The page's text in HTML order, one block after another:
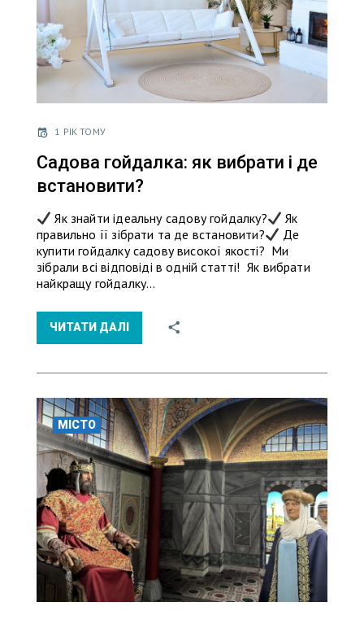
1 РІК ТОМУ
Садова гойдалка: як вибрати і де
встановити?
Як знайти ідеальну садову гойдалку?
Як
правильно її зібрати та де встановити?
Де
купити гойдалку садову високої якості? Ми
зібрали всі відповіді в одній статті! Як вибрати
найкращу гойдалку…
ЧИТАТИ ДАЛІ
МІСТО